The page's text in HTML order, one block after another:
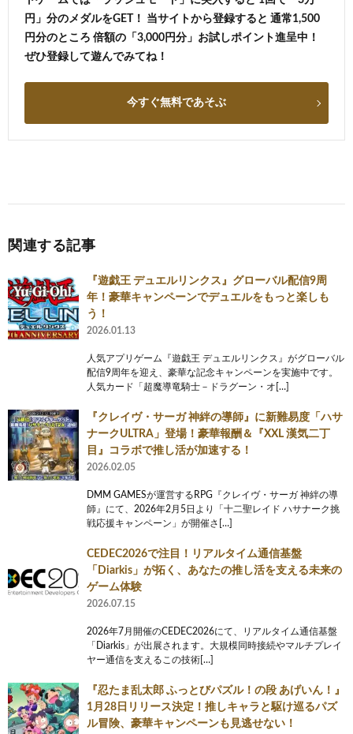
円」分のメダルをGET！ 当サイトから登録すると 通常1,500
円分のところ 倍額の「3,000円分」お試しポイント進呈中！
ぜひ登録して遊んでみてね！
今すぐ無料であそぶ
関連する記事
『遊戯王 デュエルリンクス』グローバル配信9周
年！豪華キャンペーンでデュエルをもっと楽しも
う！
2026.01.13
人気アプリゲーム『遊戯王 デュエルリンクス』がグローバル
配信9周年を迎え、豪華な記念キャンペーンを実施中です。
人気カード「超魔導竜騎士－ドラグーン・オ[…]
『クレイヴ・サーガ 神絆の導師』に新難易度「ハサ
ナークULTRA」登場！豪華報酬＆『XXL 漢気二丁
目』コラボで推し活が加速する！
2026.02.05
DMM GAMESが運営するRPG『クレイヴ・サーガ 神絆の導
師』にて、2026年2月5日より「十二聖レイド ハサナーク挑
戦応援キャンペーン」が開催さ[…]
CEDEC2026で注目！リアルタイム通信基盤
「Diarkis」が拓く、あなたの推し活を支える未来の
ゲーム体験
2026.07.15
2026年7月開催のCEDEC2026にて、リアルタイム通信基盤
「Diarkis」が出展されます。大規模同時接続やマルチプレイ
ヤー通信を支えるこの技術[…]
『忍たま乱太郎 ふっとびパズル！の段 あげいん！』
1月28日リリース決定！推しキャラと駆け巡るパズ
ル冒険、豪華キャンペーンも見逃せない！